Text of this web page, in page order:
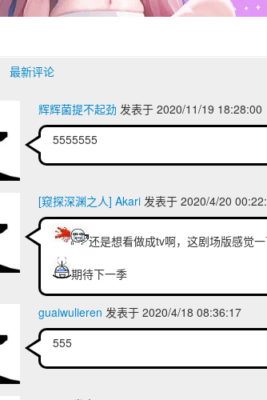
最新评论
辉辉菌提不起劲 发表于 2020/11/19 18:28:00
5555555
[窥探深渊之人] Akari发表于 2020/4/20
还是想看做成tv啊，这剧场版感觉
期待下一季
guaiwulieren 发表于 2020/4/18 08:36:17
555